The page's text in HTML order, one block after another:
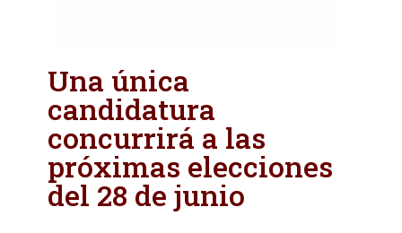
Una única
candidatura
concurrirá a las
próximas elecciones
del 28 de junio